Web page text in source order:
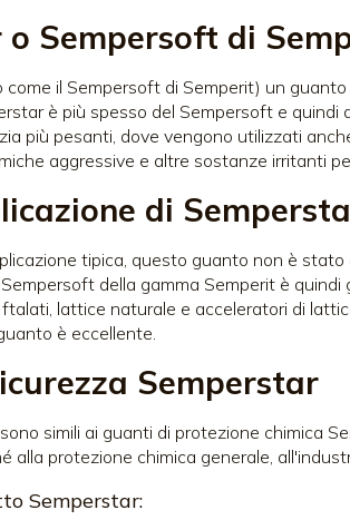
o Sempersoft di
come il Sempersoft di Semperit) un
è più spesso del Sempersoft e
più pesanti, dove vengono utilizzati
aggressive e altre sostanze irritanti
di
tipica, questo guanto non è
della gamma Semperit è
ftalati, lattice naturale e acceleratori di
è eccellente.
Semperstar
simili ai guanti di protezione chimica
alla protezione chimica generale,
Semperstar: